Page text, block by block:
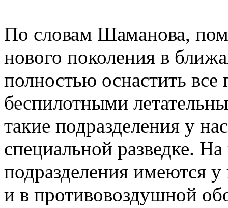
По словам Шаманова,
нового поколения в
полностью оснастить
беспилотными
такие подразделения у
специальной разведке.
подразделения имеются
и в противовоздушной